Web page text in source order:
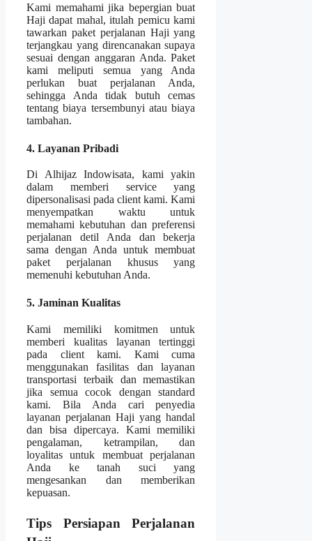
Kami memahami jika bepergian buat
Haji dapat mahal, itulah pemicu kami
tawarkan paket perjalanan Haji yang
terjangkau yang direncanakan supaya
sesuai dengan anggaran Anda. Paket
kami meliputi semua yang Anda
perlukan buat perjalanan Anda,
sehingga Anda tidak butuh cemas
tentang biaya tersembunyi atau biaya
tambahan.
4. Layanan Pribadi
Di Alhijaz Indowisata, kami yakin
dalam memberi service yang
dipersonalisasi pada client kami. Kami
menyempatkan waktu untuk
memahami kebutuhan dan preferensi
perjalanan detil Anda dan bekerja
sama dengan Anda untuk membuat
paket perjalanan khusus yang
memenuhi kebutuhan Anda.
5. Jaminan Kualitas
Kami memiliki komitmen untuk
memberi kualitas layanan tertinggi
pada client kami. Kami cuma
menggunakan fasilitas dan layanan
transportasi terbaik dan memastikan
jika semua cocok dengan standard
kami. Bila Anda cari penyedia
layanan perjalanan Haji yang handal
dan bisa dipercaya. Kami memiliki
pengalaman, ketrampilan, dan
loyalitas untuk membuat perjalanan
Anda ke tanah suci yang
mengesankan dan memberikan
kepuasan.
Tips Persiapan Perjalanan